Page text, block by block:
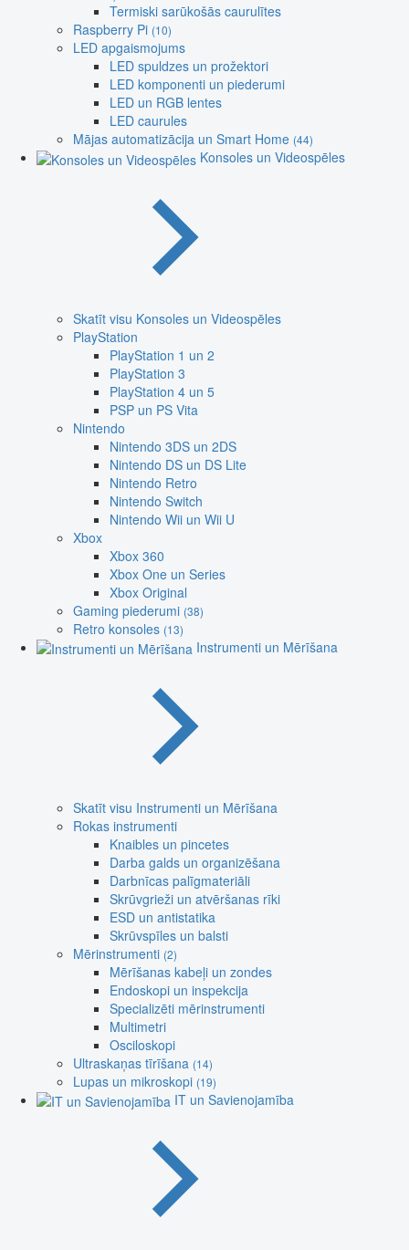
Termiski sarūkošās caurulītes
Raspberry Pi (10)
LED apgaismojums
LED spuldzes un prožektori
LED komponenti un piederumi
LED un RGB lentes
LED caurules
Mājas automatizācija un Smart Home (44)
Konsoles un Videospēles
Skatīt visu Konsoles un Videospēles
PlayStation
PlayStation 1 un 2
PlayStation 3
PlayStation 4 un 5
PSP un PS Vita
Nintendo
Nintendo 3DS un 2DS
Nintendo DS un DS Lite
Nintendo Retro
Nintendo Switch
Nintendo Wii un Wii U
Xbox
Xbox 360
Xbox One un Series
Xbox Original
Gaming piederumi (38)
Retro konsoles (13)
Instrumenti un Mērīšana
Skatīt visu Instrumenti un Mērīšana
Rokas instrumenti
Knaibles un pincetes
Darba galds un organizēšana
Darbnīcas palīgmateriāli
Skrūvgrieži un atvēršanas rīki
ESD un antistatika
Skrūvspīles un balsti
Mērinstrumenti (2)
Mērīšanas kabeļi un zondes
Endoskopi un inspekcija
Specializēti mērinstrumenti
Multimetri
Osciloskopi
Ultraskaņas tīrīšana (14)
Lupas un mikroskopi (19)
IT un Savienojamība